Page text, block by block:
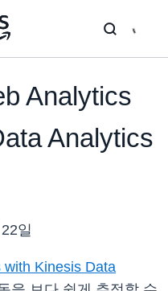
Analytics
Analytics
일
with Kinesis Data